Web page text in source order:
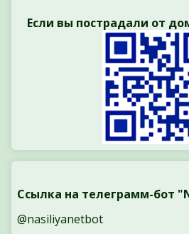
Если вы пострадали от
Ссылка на телеграмм-бот
@nasiliyanetbot